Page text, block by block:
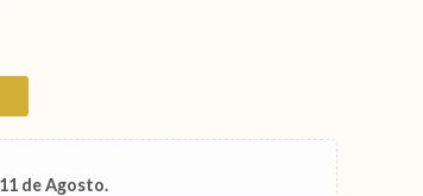
11 de Agosto.